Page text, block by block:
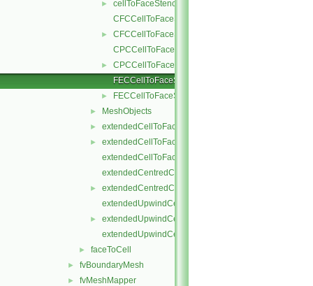
►
cellToFaceStencil.H
CFCCellToFaceStencil.C
►
CFCCellToFaceStencil.H
CPCCellToFaceStencil.C
►
CPCCellToFaceStencil.H
FECCellToFaceStencil.C
► FECCellToFaceStencil.H
► MeshObjects
► extendedCellToFaceStencil.C
►
extendedCellToFaceStencil.H
extendedCellToFaceStencilTemplates.C
extendedCentredCellToFaceStencil.C
►
extendedCentredCellToFaceStencil.H
extendedUpwindCellToFaceStencil.C
►
extendedUpwindCellToFaceStencil.H
extendedUpwindCellToFaceStencilTemplates.C
► faceToCell
► fvBoundaryMesh
► fvMeshMapper